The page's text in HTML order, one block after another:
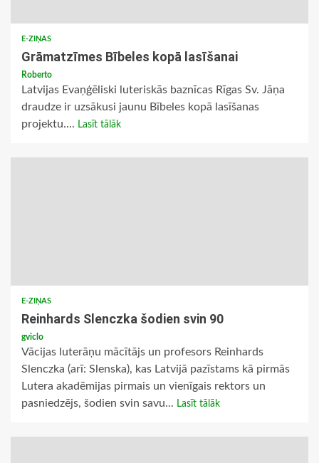
E-ZIŅAS
Grāmatzīmes Bībeles kopā lasīšanai
Roberto
Latvijas Evaņģēliski luteriskās baznīcas Rīgas Sv. Jāņa
draudze ir uzsākusi jaunu Bībeles kopā lasīšanas
projektu.... Lasīt tālāk
E-ZIŅAS
Reinhards Slenczka šodien svin 90
gviclo
Vācijas luterāņu mācītājs un profesors Reinhards
Slenczka (arī: Slenska), kas Latvijā pazīstams kā pirmās
Lutera akadēmijas pirmais un vienīgais rektors un
pasniedzējs, šodien svin savu... Lasīt tālāk